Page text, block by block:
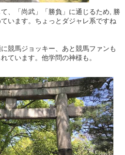
、「尚武」「勝負」に通じるため, 勝
います。ちょっとダジャレ系ですね
競馬ジョッキー、あと競馬ファンも
ています。他学問の神様も。